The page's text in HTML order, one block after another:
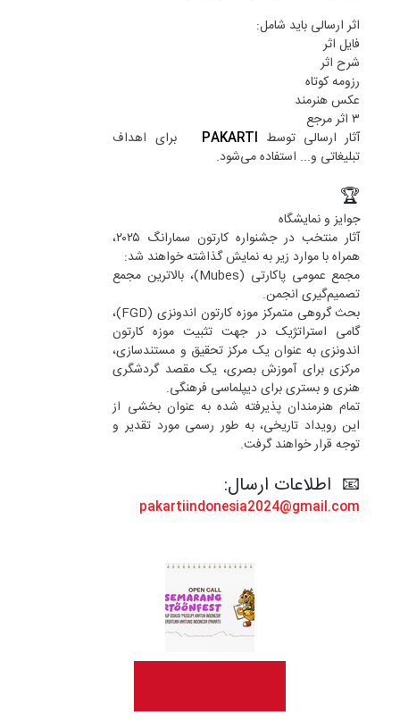
اثر ارسالی باید شامل:
فایل‌ اثر
شرح اثر
رزومه کوتاه
عکس هنرمند
۳ اثر مرجع
آثار ارسالی توسط PAKARTI
برای اهداف
تبلیغاتی و... استفاده می‌شود.
🏆
جوایز و نمایشگاه
آثار منتخب در جشنواره کارتون سمارانگ ۲۰۲۵،
همراه با موارد زیر به نمایش گذاشته خواهند شد:
مجمع عمومی پاکارتی (Mubes)، بالاترین مجمع
تصمیم‌گیری انجمن.
بحث گروهی متمرکز موزه کارتون اندونزی (FGD)،
گامی استراتژیک در جهت تثبیت موزه کارتون
اندونزی به عنوان یک مرکز تحقیق و مستندسازی،
مرکزی برای آموزش بصری، یک مقصد گردشگری
هنری و بستری برای دیپلماسی فرهنگی.
تمام هنرمندان پذیرفته شده به عنوان بخشی از
این رویداد تاریخی، به طور رسمی مورد تقدیر و
توجه قرار خواهند گرفت.
📧 اطلاعات ارسال:
pakartiindonesia2024@gmail.com